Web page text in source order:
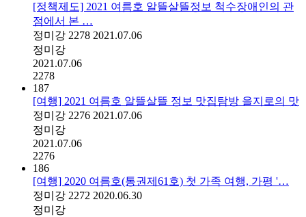
[정책제도] 2021 여름호 알뜰살뜰정보 척수장애인의 관
점에서 본 …
정미강 2278 2021.07.06
정미강
2021.07.06
2278
187
[여행] 2021 여름호 알뜰살뜰 정보 맛집탐방 을지로의 맛
정미강 2276 2021.07.06
정미강
2021.07.06
2276
186
[여행] 2020 여름호(통권제61호) 첫 가족 여행, 가평 '…
정미강 2272 2020.06.30
정미강